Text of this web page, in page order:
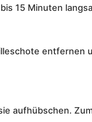
15 Minuten
entfernen
aufhübschen.